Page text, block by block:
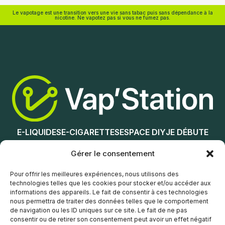
Gérer le consentement
Pour offrir les meilleures expériences, nous utilisons des
technologies telles que les cookies pour stocker et/ou accéder aux
informations des appareils. Le fait de consentir à ces technologies
nous permettra de traiter des données telles que le comportement
de navigation ou les ID uniques sur ce site. Le fait de ne pas
consentir ou de retirer son consentement peut avoir un effet négatif
Ajouter au panier
0
3
6
18
Choix des options
Le vapotage est une transition vers une vie sans tabac puis sans dépendance à la
nicotine. Ne vapotez pas si vous ne fumez pas.
E-LIQUIDESE-CIGARETTESESPACE DIYJE DÉBUTE
NOS MAGASINS
Service client